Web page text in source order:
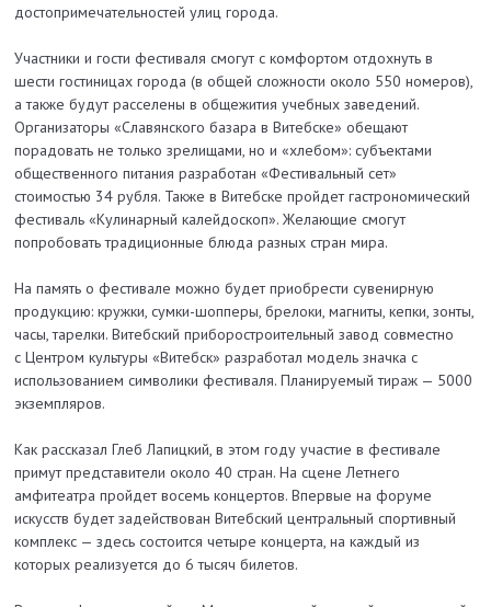
достопримечательностей улиц города.
Участники и гости фестиваля смогут с комфортом отдохнуть в
шести гостиницах города (в общей сложности около 550 номеров),
а также будут расселены в общежития учебных заведений.
Организаторы «Славянского базара в Витебске» обещают
порадовать не только зрелищами, но и «хлебом»: субъектами
общественного питания разработан «Фестивальный сет»
стоимостью 34 рубля. Также в Витебске пройдет гастрономический
фестиваль «Кулинарный калейдоскоп». Желающие смогут
попробовать традиционные блюда разных стран мира.
На память о фестивале можно будет приобрести сувенирную
продукцию: кружки, сумки-шопперы, брелоки, магниты, кепки, зонты,
часы, тарелки. Витебский приборостроительный завод совместно
сЦентром культуры «Витебск» разработал модель значка с
использованием символики фестиваля. Планируемый тираж — 5000
экземпляров.
Как рассказал Глеб Лапицкий, в этом году участие в фестивале
примут представители около 40 стран. На сцене Летнего
амфитеатра пройдет восемь концертов. Впервые на форуме
искусств будет задействован Витебский центральный спортивный
комплекс — здесь состоится четыре концерта, на каждый из
которых реализуется до 6 тысяч билетов.